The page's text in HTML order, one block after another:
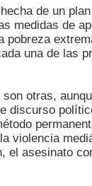
de un
medidas de
pobreza
una de las
otras,
discurso
violencia
el asesinato